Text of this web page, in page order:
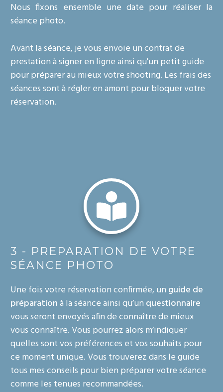
Nous fixons ensemble une date pour réaliser la
séance photo.
Avant la séance, je vous envoie un contrat de
prestation à signer en ligne ainsi qu'un petit guide
pour préparer au mieux votre shooting. Les frais des
séances sont à régler en amont pour bloquer votre
réservation.
3 - PREPARATION DE VOTRE
SÉANCE PHOTO
Une fois votre réservation confirmée, un guide de
préparationà la séance ainsi qu’un questionnaire
vous seront envoyés afin de connaître de mieux
vous connaître. Vous pourrez alors m’indiquer
quelles sont vos préférences et vos souhaits pour
ce moment unique. Vous trouverez dans le guide
tous mes conseils pour bien préparer votre séance
comme les tenues recommandées.